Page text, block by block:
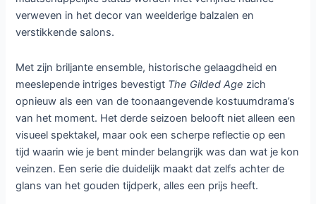
verweven in het decor van weelderige balzalen en
verstikkende salons.
Met zijn briljante ensemble, historische gelaagdheid en
meeslepende intriges bevestigt The Gilded Age zich
opnieuw als een van de toonaangevende kostuumdrama’s
van het moment. Het derde seizoen belooft niet alleen een
visueel spektakel, maar ook een scherpe reflectie op een
tijd waarin wie je bent minder belangrijk was dan wat je kon
veinzen. Een serie die duidelijk maakt dat zelfs achter de
glans van het gouden tijdperk, alles een prijs heeft.